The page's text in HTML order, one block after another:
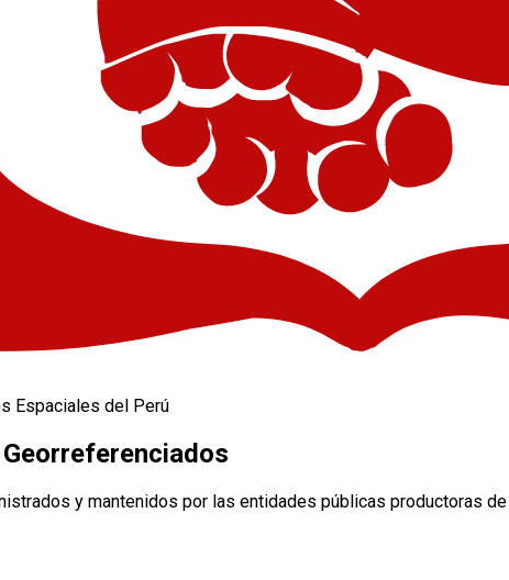
Espaciales del Perú
y mantenidos por las entidades públicas productoras